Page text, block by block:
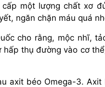
cấp một lượng chất xơ
ngăn chặn máu quá
cho rằng, mộc nhĩ,
hấp thụ đường vào cơ
axit béo Omega-3.